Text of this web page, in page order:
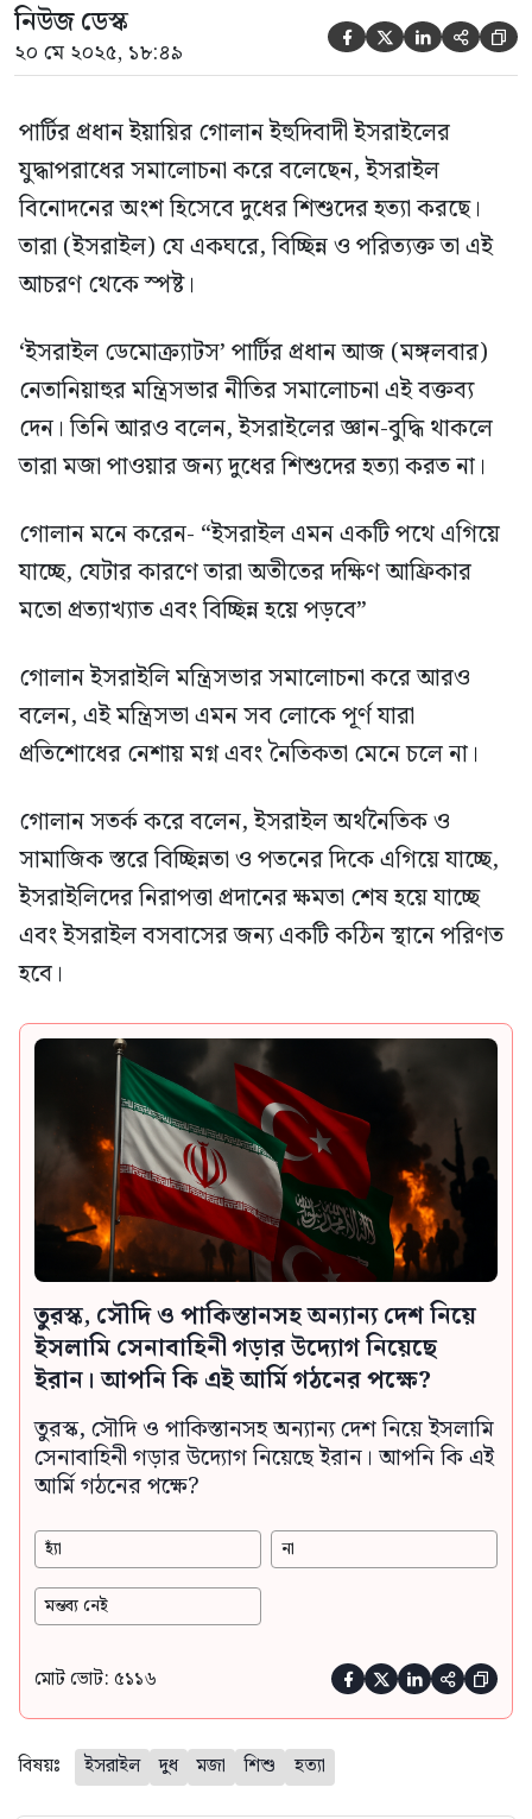
নিউজ ডেস্ক
২০ মে ২০২৫, ১৮:৪৯     
পার্টির প্রধান ইয়ায়ির গোলান ইহুদিবাদী ইসরাইলের
যুদ্ধাপরাধের সমালোচনা করে বলেছেন, ইসরাইল
বিনোদনের অংশ হিসেবে দুধের শিশুদের হত্যা করছে।
তারা (ইসরাইল) যে একঘরে, বিচ্ছিন্ন ও পরিত্যক্ত তা এই
আচরণ থেকে স্পষ্ট।
‘ইসরাইল ডেমোক্র্যাটস’ পার্টির প্রধান আজ (মঙ্গলবার)
নেতানিয়াহুর মন্ত্রিসভার নীতির সমালোচনা এই বক্তব্য
দেন। তিনি আরও বলেন, ইসরাইলের জ্ঞান-বুদ্ধি থাকলে
তারা মজা পাওয়ার জন্য দুধের শিশুদের হত্যা করত না।
গোলান মনে করেন- “ইসরাইল এমন একটি পথে এগিয়ে
যাচ্ছে, যেটার কারণে তারা অতীতের দক্ষিণ আফ্রিকার
মতো প্রত্যাখ্যাত এবং বিচ্ছিন্ন হয়ে পড়বে”
গোলান ইসরাইলি মন্ত্রিসভার সমালোচনা করে আরও
বলেন, এই মন্ত্রিসভা এমন সব লোকে পূর্ণ যারা
প্রতিশোধের নেশায় মগ্ন এবং নৈতিকতা মেনে চলে না।
গোলান সতর্ক করে বলেন, ইসরাইল অর্থনৈতিক ও
সামাজিক স্তরে বিচ্ছিন্নতা ও পতনের দিকে এগিয়ে যাচ্ছে,
ইসরাইলিদের নিরাপত্তা প্রদানের ক্ষমতা শেষ হয়ে যাচ্ছে
এবং ইসরাইল বসবাসের জন্য একটি কঠিন স্থানে পরিণত
হবে।
তুরস্ক, সৌদি ও পাকিস্তানসহ অন্যান্য দেশ নিয়ে
ইসলামি সেনাবাহিনী গড়ার উদ্যোগ নিয়েছে
ইরান। আপনি কি এই আর্মি গঠনের পক্ষে?
তুরস্ক, সৌদি ও পাকিস্তানসহ অন্যান্য দেশ নিয়ে ইসলামি
সেনাবাহিনী গড়ার উদ্যোগ নিয়েছে ইরান। আপনি কি এই
আর্মি গঠনের পক্ষে?
হ্যাঁ না
মন্তব্য নেই
মোট ভোট: ৫১১৬     
বিষয়ঃ ইসরাইল দুধ মজা শিশু হত্যা